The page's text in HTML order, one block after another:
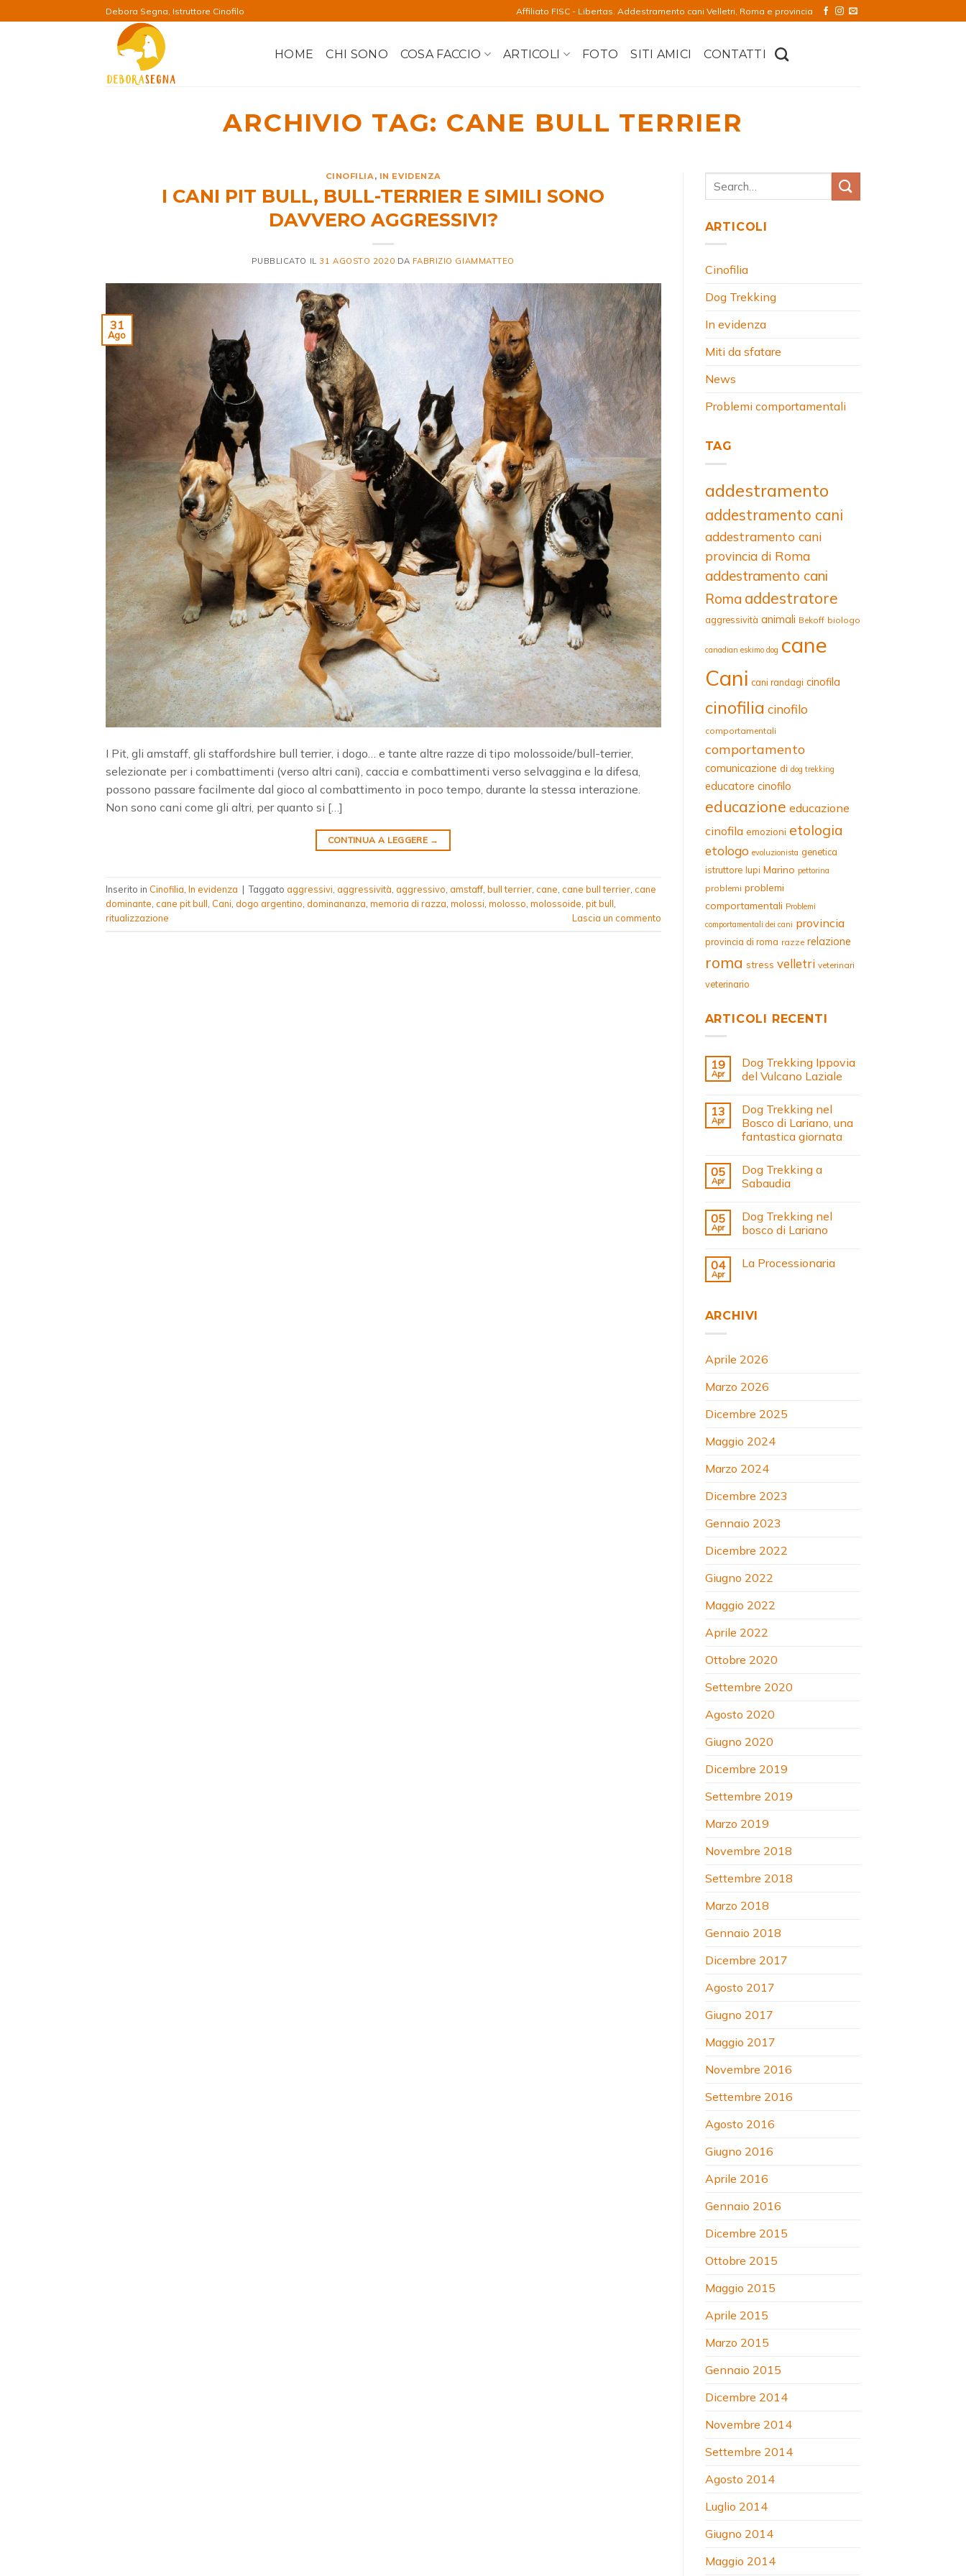
ai
Debora Segna, Istruttore Cinofilo Affiliato FISC - Libertas. Addestramento cani Velletri, Roma e provincia
HOME CHI SONO COSA FACCIO ARTICOLI FOTO SITI AMICI CONTATTI
ARCHIVIO TAG: CANE BULL TERRIER
CINOFILIA , IN EVIDENZA
I CANI PIT BULL, BULL-TERRIER E SIMILI SONO
DAVVERO AGGRESSIVI?
PUBBLICATO IL 31 AGOSTO 2020 DA FABRIZIO GIAMMATTEO
31
Ago
I Pit, gli amstaff, gli staffordshire bull terrier, i dogo… e tante altre razze di tipo molossoide/bull-terrier,
selezionate per i combattimenti (verso altri cani), caccia e combattimenti verso selvaggina e la difesa,
possono passare facilmente dal gioco al combattimento in poco tempo, durante la stessa interazione.
Non sono cani come gli altri, per quanto si […]
CONTINUA A LEGGERE →
Inserito in Cinofilia, In evidenza | Taggato aggressivi, aggressività, aggressivo, amstaff, bull terrier, cane, cane bull terrier, cane
dominante, cane pit bull, Cani, dogo argentino, dominananza, memoria di razza, molossi, molosso, molossoide, pit bull,
ritualizzazione
Lascia un commento
ARTICOLI
Cinofilia
Dog Trekking
In evidenza
Miti da sfatare
News
Problemi comportamentali
TAG
addestramento
addestramento cani
addestramento cani
provincia di Roma
addestramento cani
Roma addestratore
aggressività animali Bekoff biologo
canadian eskimo dog cane
Cani cani randagi cinofila
cinofilia cinofilo
comportamentali
comportamento
comunicazione di dog trekking
educatore cinofilo
educazione educazione
cinofila emozioni etologia
etologo evoluzionista genetica
istruttore lupi Marino pettorina
problemi problemi
comportamentali Problemi
comportamentali dei cani provincia
provincia di roma razze relazione
roma stress velletri veterinari
veterinario
ARTICOLI RECENTI
19
Apr
Dog Trekking Ippovia
del Vulcano Laziale
13
Apr
Dog Trekking nel
Bosco di Lariano, una
fantastica giornata
05
Apr
Dog Trekking a
Sabaudia
05
Apr
Dog Trekking nel
bosco di Lariano
04
Apr
La Processionaria
ARCHIVI
Aprile 2026
Marzo 2026
Dicembre 2025
Maggio 2024
Marzo 2024
Dicembre 2023
Gennaio 2023
Dicembre 2022
Giugno 2022
Maggio 2022
Aprile 2022
Ottobre 2020
Settembre 2020
Agosto 2020
Giugno 2020
Dicembre 2019
Settembre 2019
Marzo 2019
Novembre 2018
Settembre 2018
Marzo 2018
Gennaio 2018
Dicembre 2017
Agosto 2017
Giugno 2017
Maggio 2017
Novembre 2016
Settembre 2016
Agosto 2016
Giugno 2016
Aprile 2016
Gennaio 2016
Dicembre 2015
Ottobre 2015
Maggio 2015
Aprile 2015
Marzo 2015
Gennaio 2015
Dicembre 2014
Novembre 2014
Settembre 2014
Agosto 2014
Luglio 2014
Giugno 2014
Maggio 2014